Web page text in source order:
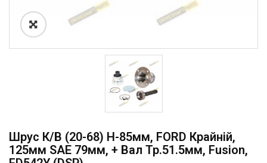
Шрус К/в (20-68) H-85мм, FORD Крайній,
125мм SAE 79мм, + Вал Тр.51.5мм, Fusion,